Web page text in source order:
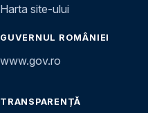
Harta site-ului
GUVERNUL ROMÂNIEI
www.gov.ro
TRANSPARENȚĂ